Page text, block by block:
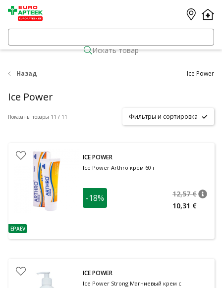
Искать товар
Назад Ice Power
Ice Power
Показаны товары 11 / 11 Фильтры и сортировка
nõuanne
EPAEV
ICE POWER
Ice Power Arthro крем 60 г
-18% 12,57 €
10,31 €
ICE POWER
Ice Power Strong Магниевый крем с